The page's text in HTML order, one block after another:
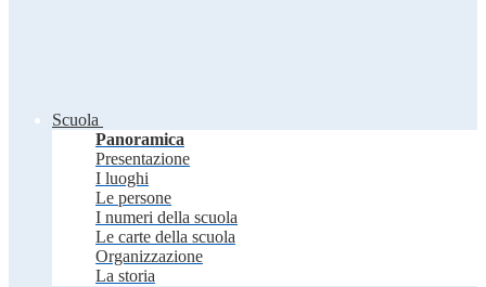
Scuola
Panoramica
Presentazione
I luoghi
Le persone
I numeri della scuola
Le carte della scuola
Organizzazione
La storia